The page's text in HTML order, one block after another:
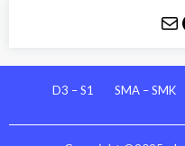
Mail
D3 – S1 SMA – SMK